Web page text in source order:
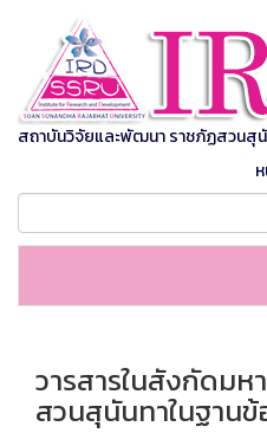
สถาบันวิจัยและพัฒนา ราชภัฏสวนสุ
วารสารในสังกัดมห
สวนสุนันทาในฐานข้